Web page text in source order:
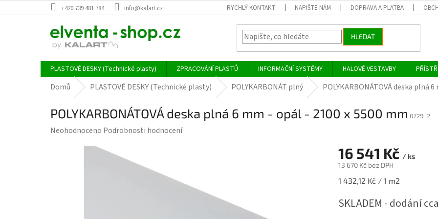
na
+420 739 481 784 info@kalart.cz RYCHLÝ KONTAKT NAPIŠTE NÁM DOPRAVA A PLATBA
HLEDAT
PLASTOVÉ DESKY (Technické plasty) ZPRACOVÁNÍ PLASTŮ INFORMAČNÍ SYSTÉMY HALOVÉ VESTAVBY
Domů PLASTOVÉ DESKY (Technické plasty) POLYKARBONÁT plný POLYKARBONÁTOVÁ deska plná
POLYKARBONÁTOVÁ deska plná 6 mm - opál - 2100 x 5500 mm 0729_2
Průměrné
Neohodnoceno Podrobnosti hodnocení
16 541 Kč / ks
13 670 Kč bez DPH
Měrná
1 432,12 Kč / 1 m2
SKLADEM - dodání